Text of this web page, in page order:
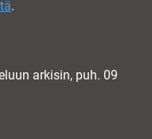
.
arkisin, puh. 09